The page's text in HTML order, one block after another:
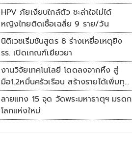
ยกฯ
HPV ภัยเงียบใกล้ตัว ชะล่าใจไม่ได้
หญิงไทยติดเชื้อเฉลี่ย 9 ราย/วัน
นิติเวชเริ่มชันสูตร 8 ร่างเหยื่อเหตุยิง
รร. เปิดเกณฑ์เยียวยา
งานวิจัยเทคโนโลยี โดดลงจากหิ้ง สู่
มือ1.2หมื่นครัวเรือน สร้างรายได้เพิ่มทุก
เดือน
ลายแทง 15 จุด วัดพระมหาธาตุฯ มรดก
โลกแห่งใหม่